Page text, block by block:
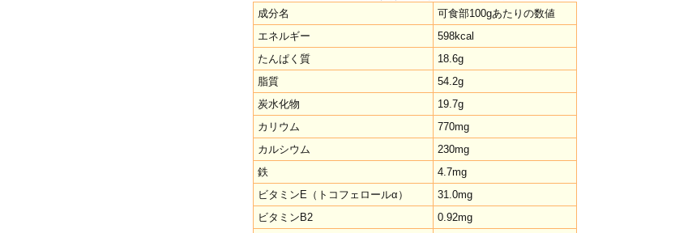
成分名
可食部100gあたりの数値
エネルギー
598kcal
たんぱく質
18.6g
脂質
54.2g
炭水化物
19.7g
カリウム
770mg
カルシウム
230mg
鉄
4.7mg
ビタミンE（トコフェロールα）
31.0mg
ビタミンB2
0.92mg